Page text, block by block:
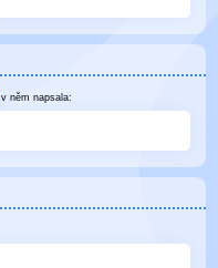
v němnapsala: